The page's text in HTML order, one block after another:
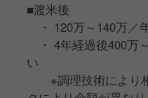
に大きな経験になること
一流の料理人・職人に
日本食の魅力を世界に
将来の独立に向けて経
■渡米後
・ 120万～140万／
・ 4年経過後400万
い
※調理技術により